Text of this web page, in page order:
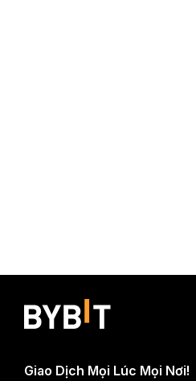
Giao Dịch Mọi Lúc Mọi Nơi!